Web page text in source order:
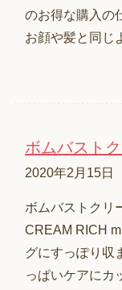
のお得な購入の
お顔や髪と同じ
ボムバスト
2020年2月15日
ボムバストクリ
CREAM RICH
グにすっぽり収
っぱいケアにカ